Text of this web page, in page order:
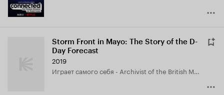
Storm Front in Mayo: The Story of the D-
Day Forecast
2019
играет самого себя - Archivist of the British Met Office National Meteorological Archive